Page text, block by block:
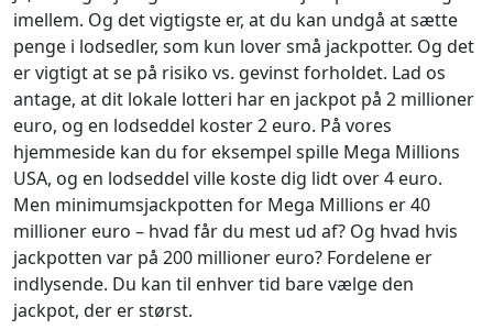
imellem. Og det vigtigste er, at du kan undgå at sætte
penge i lodsedler, som kun lover små jackpotter. Og det
er vigtigt at se på risiko vs. gevinst forholdet. Lad os
antage, at dit lokale lotteri har en jackpot på 2 millioner
euro, og en lodseddel koster 2 euro. På vores
hjemmeside kan du for eksempel spille Mega Millions
USA, og en lodseddel ville koste dig lidt over 4 euro.
Men minimumsjackpotten for Mega Millions er 40
millioner euro – hvad får du mest ud af? Og hvad hvis
jackpotten var på 200 millioner euro? Fordelene er
indlysende. Du kan til enhver tid bare vælge den
jackpot, der er størst.